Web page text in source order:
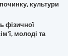
культури
фізичної
молоді та